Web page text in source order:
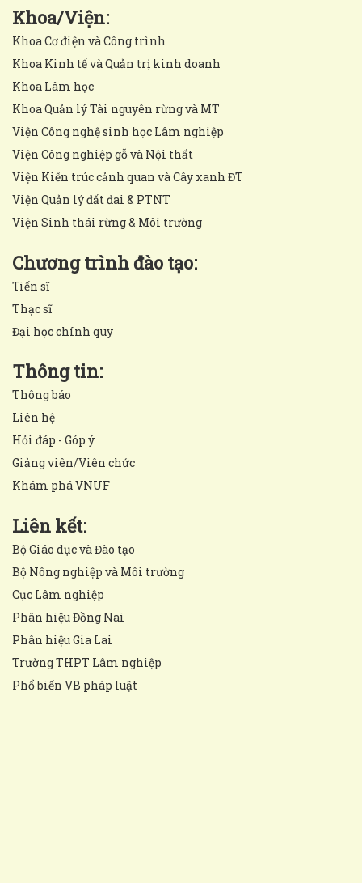
Khoa/Viện:
Khoa Cơ điện và Công trình
Khoa Kinh tế và Quản trị kinh doanh
Khoa Lâm học
Khoa Quản lý Tài nguyên rừng và MT
Viện Công nghệ sinh học Lâm nghiệp
Viện Công nghiệp gỗ và Nội thất
Viện Kiến trúc cảnh quan và Cây xanh ĐT
Viện Quản lý đất đai & PTNT
Viện Sinh thái rừng & Môi trường
Chương trình đào tạo:
Tiến sĩ
Thạc sĩ
Đại học chính quy
Thông tin:
Thông báo
Liên hệ
Hỏi đáp - Góp ý
Giảng viên/Viên chức
Khám phá VNUF
Liên kết:
Bộ Giáo dục và Đào tạo
Bộ Nông nghiệp và Môi trường
Cục Lâm nghiệp
Phân hiệu Đồng Nai
Phân hiệu Gia Lai
Trường THPT Lâm nghiệp
Phổ biến VB pháp luật